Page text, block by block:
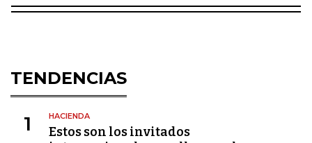
TENDENCIAS
1 HACIENDA
Estos son los invitados